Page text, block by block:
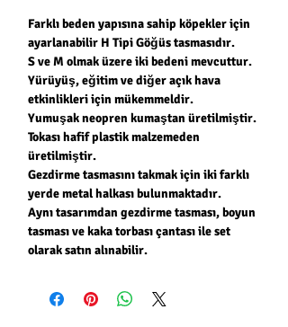
Farklı beden yapısına sahip köpekler için
ayarlanabilir H Tipi Göğüs tasmasıdır.
S ve M olmak üzere iki bedeni mevcuttur.
Yürüyüş, eğitim ve diğer açık hava
etkinlikleri için mükemmeldir.
Yumuşak neopren kumaştan üretilmiştir.
Tokası hafif plastik malzemeden
üretilmiştir.
Gezdirme tasmasını takmak için iki farklı
yerde metal halkası bulunmaktadır.
Aynı tasarımdan gezdirme tasması, boyun
tasması ve kaka torbası çantası ile set
olarak satın alınabilir.